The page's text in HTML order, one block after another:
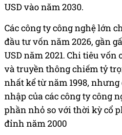
USD vào năm 2030.
Các công ty công nghệ lớn
đầu tư vốn năm 2026, gần
USD năm 2021. Chi tiêu
và truyền thông chiếm tỷ
nhất kể từ năm 1998,
nhập của các công ty công
phần nhỏ so với thời kỳ cổ
đỉnh năm 2000